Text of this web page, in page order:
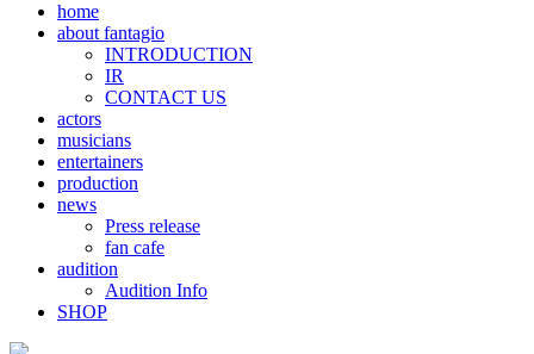
home
about fantagio
INTRODUCTION
IR
CONTACT US
actors
musicians
entertainers
production
news
Press release
fan cafe
audition
Audition Info
SHOP